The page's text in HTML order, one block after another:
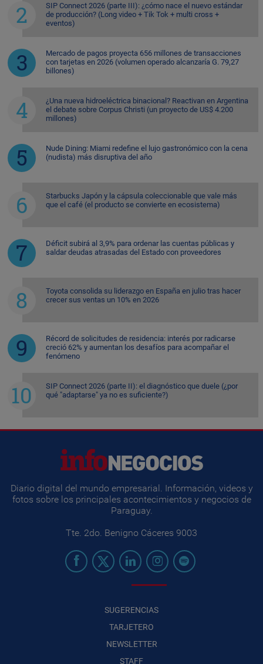
SIP Connect 2026 (parte III): ¿cómo nace el nuevo estándar
de producción? (Long video + Tik Tok + multi cross +
eventos)
Mercado de pagos proyecta 656 millones de transacciones
con tarjetas en 2026 (volumen operado alcanzaría G. 79,27
billones)
¿Una nueva hidroeléctrica binacional? Reactivan en Argentina
el debate sobre Corpus Christi (un proyecto de US$ 4.200
millones)
Nude Dining: Miami redefine el lujo gastronómico con la cena
(nudista) más disruptiva del año
Starbucks Japón y la cápsula coleccionable que vale más
que el café (el producto se convierte en ecosistema)
Déficit subirá al 3,9% para ordenar las cuentas públicas y
saldar deudas atrasadas del Estado con proveedores
Toyota consolida su liderazgo en España en julio tras hacer
crecer sus ventas un 10% en 2026
Récord de solicitudes de residencia: interés por radicarse
creció 62% y aumentan los desafíos para acompañar el
fenómeno
SIP Connect 2026 (parte II): el diagnóstico que duele (¿por
qué "adaptarse" ya no es suficiente?)
Diario digital del mundo empresarial. Información, videos y
fotos sobre los principales acontecimientos y negocios de
Paraguay.
Tte. 2do. Benigno Cáceres 9003
SUGERENCIAS
TARJETERO
NEWSLETTER
STAFF